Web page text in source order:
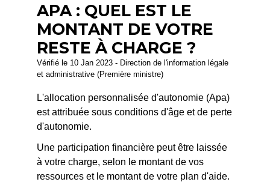
APA : QUEL EST LE
MONTANT DE VOTRE
RESTE À CHARGE ?
Vérifié le 10 Jan 2023 - Direction de l'information légale
et administrative (Première ministre)
L'allocation personnalisée d'autonomie (Apa)
est attribuée sous conditions d'âge et de perte
d'autonomie.
Une participation financière peut être laissée
à votre charge, selon le montant de vos
ressources et le montant de votre plan d'aide.